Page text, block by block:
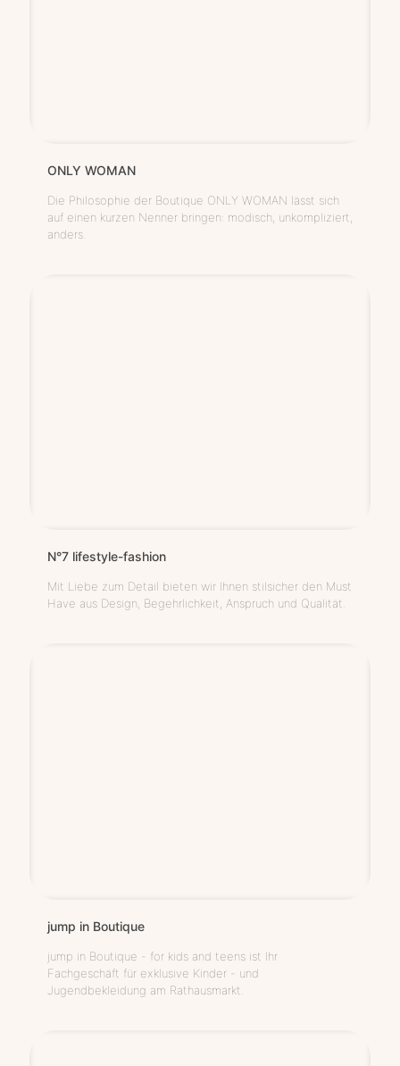
ONLY WOMAN
Die Philosophie der Boutique ONLY WOMAN lässt sich
auf einen kurzen Nenner bringen: modisch, unkompliziert,
anders.
N°7 life­style-fashion
Mit Liebe zum Detail bieten wir Ihnen stilsicher den Must
Have aus Design, Begehrlichkeit, Anspruch und Qualität.
jump in Boutique
jump in Boutique - for kids and teens ist Ihr
Fachgeschäft für exklusive Kinder - und
Jugendbekleidung am Rathausmarkt.